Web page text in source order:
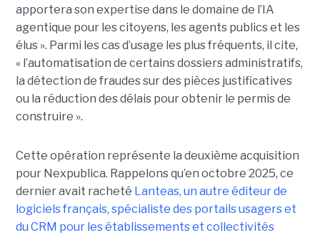
apportera son expertise dans le domaine de l’IA
agentique pour les citoyens, les agents publics et les
élus ». Parmi les cas d’usage les plus fréquents, il cite,
« l’automatisation de certains dossiers administratifs,
la détection de fraudes sur des pièces justificatives
ou la réduction des délais pour obtenir le permis de
construire ».
Cette opération représente la deuxième acquisition
pour Nexpublica. Rappelons qu’en octobre 2025, ce
dernier avait racheté Lanteas, un autre éditeur de
logiciels français, spécialiste des portails usagers et
du CRM pour les établissements et collectivités